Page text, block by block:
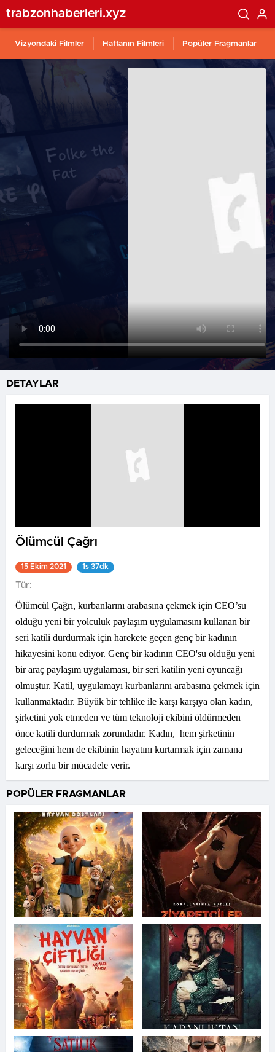
trabzonhaberleri.xyz
Vizyondaki Filmler Haftanın Filmleri Popüler Fragmanlar
DETAYLAR
Ölümcül Çağrı
15 Ekim 2021 1s 37dk
Tür:
Ölümcül Çağrı, kurbanlarını arabasına çekmek için CEO’su
olduğu yeni bir yolculuk paylaşım uygulamasını kullanan bir
seri katili durdurmak için harekete geçen genç bir kadının
hikayesini konu ediyor. Genç bir kadının CEO'su olduğu yeni
bir araç paylaşım uygulaması, bir seri katilin yeni oyuncağı
olmuştur. Katil, uygulamayı kurbanlarını arabasına çekmek için
kullanmaktadır. Büyük bir tehlike ile karşı karşıya olan kadın,
şirketini yok etmeden ve tüm teknoloji ekibini öldürmeden
önce katili durdurmak zorundadır. Kadın, hem şirketinin
geleceğini hem de ekibinin hayatını kurtarmak için zamana
karşı zorlu bir mücadele verir.
POPÜLER FRAGMANLAR